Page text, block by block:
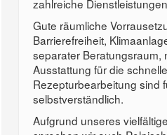
zahlreiche
Gute räumliche
Barrierefreiheit,
separater Beratungsraum,
Ausstattung für die
Rezepturbearbeitung sind
selbstverständlich.
Aufgrund unseres